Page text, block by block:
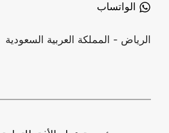
الواتساب
الرياض - المملكة العربية السعودية